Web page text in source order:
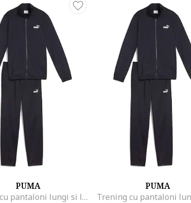
PUMA
Trening cu pantaloni lungi si logo, Albastru ultramarin
PUMA